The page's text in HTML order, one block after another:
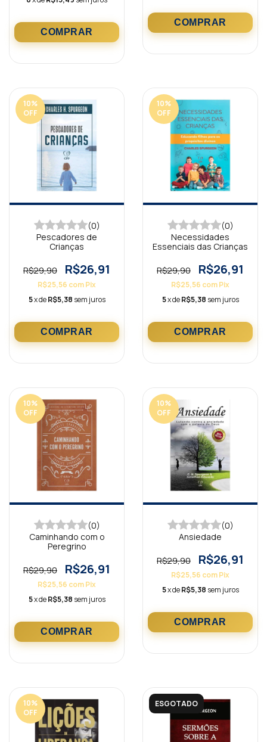
10%
OFF
(0)
Pescadores de
Crianças
R$29,90 R$26,91
R$25,56 comPix
5x deR$5,38 sem juros
10%
OFF
(0)
Necessidades
Essenciais das Crianças
R$29,90 R$26,91
R$25,56 comPix
5x deR$5,38 sem juros
10%
OFF
(0)
Caminhando com o
Peregrino
R$29,90 R$26,91
R$25,56 comPix
5x deR$5,38 sem juros
10%
OFF
(0)
Ansiedade
R$29,90 R$26,91
R$25,56 comPix
5x deR$5,38 sem juros
10%
OFF
ESGOTADO